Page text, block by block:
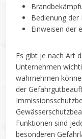
Bedienung der
Einweisen der
Es gibt je nach Art
Unternehmen
wahrnehmen
der
Funktionen sind
besonderen